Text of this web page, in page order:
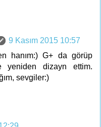
9 Kasım 2015 10:57
hanım:) G+ da görüp
yeniden dizayn ettim.
sevgiler:)